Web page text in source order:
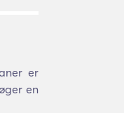
er
en